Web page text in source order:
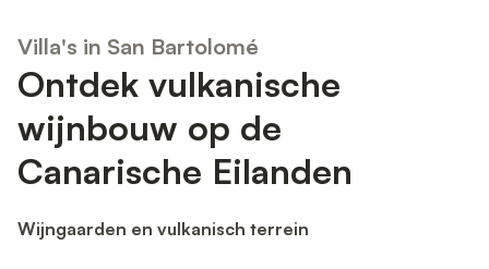
Villa's in San Bartolomé
Ontdek vulkanische
wijnbouw op de
Canarische Eilanden
Wijngaarden en vulkanisch terrein